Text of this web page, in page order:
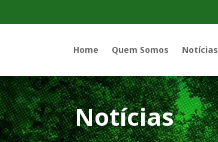
Home Quem Somos Notícias
Notícias